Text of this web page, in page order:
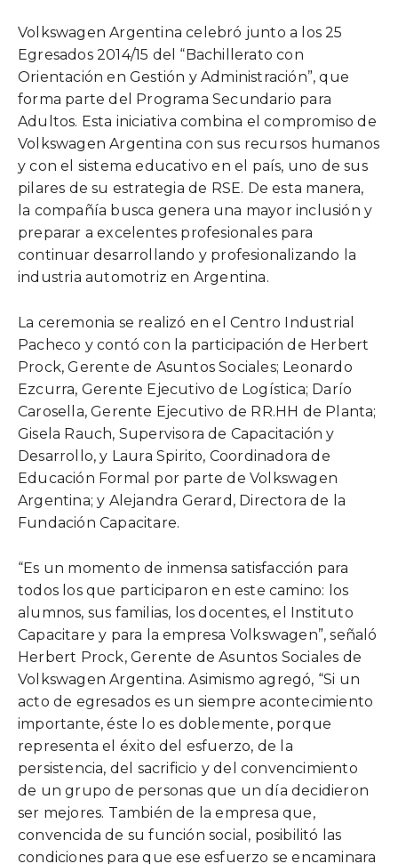
Volkswagen Argentina celebró junto a los 25
Egresados 2014/15 del “Bachillerato con
Orientación en Gestión y Administración”, que
forma parte del Programa Secundario para
Adultos. Esta iniciativa combina el compromiso de
Volkswagen Argentina con sus recursos humanos
y con el sistema educativo en el país, uno de sus
pilares de su estrategia de RSE. De esta manera,
la compañía busca genera una mayor inclusión y
preparar a excelentes profesionales para
continuar desarrollando y profesionalizando la
industria automotriz en Argentina.
La ceremonia se realizó en el Centro Industrial
Pacheco y contó con la participación de Herbert
Prock, Gerente de Asuntos Sociales; Leonardo
Ezcurra, Gerente Ejecutivo de Logística; Darío
Carosella, Gerente Ejecutivo de RR.HH de Planta;
Gisela Rauch, Supervisora de Capacitación y
Desarrollo, y Laura Spirito, Coordinadora de
Educación Formal por parte de Volkswagen
Argentina; y Alejandra Gerard, Directora de la
Fundación Capacitare.
“Es un momento de inmensa satisfacción para
todos los que participaron en este camino: los
alumnos, sus familias, los docentes, el Instituto
Capacitare y para la empresa Volkswagen”, señaló
Herbert Prock, Gerente de Asuntos Sociales de
Volkswagen Argentina. Asimismo agregó, “Si un
acto de egresados es un siempre acontecimiento
importante, éste lo es doblemente, porque
representa el éxito del esfuerzo, de la
persistencia, del sacrificio y del convencimiento
de un grupo de personas que un día decidieron
ser mejores. También de la empresa que,
convencida de su función social, posibilitó las
condiciones para que ese esfuerzo se encaminara